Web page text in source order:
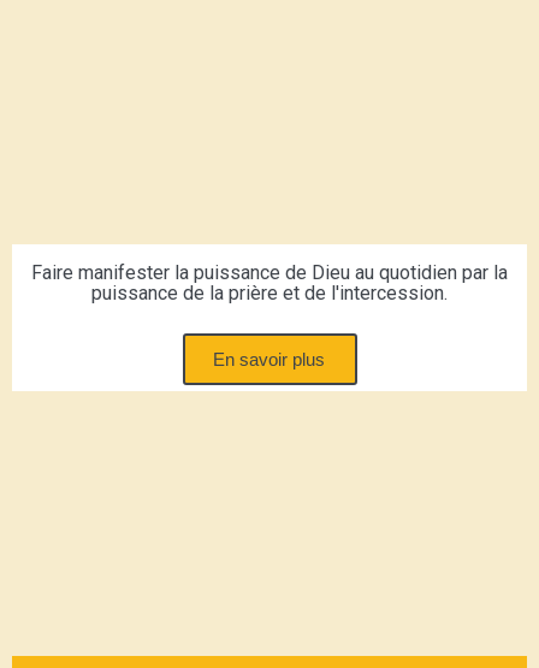
Faire manifester la puissance de Dieu au quotidien par la
puissance de la prière et de l'intercession.
En savoir plus